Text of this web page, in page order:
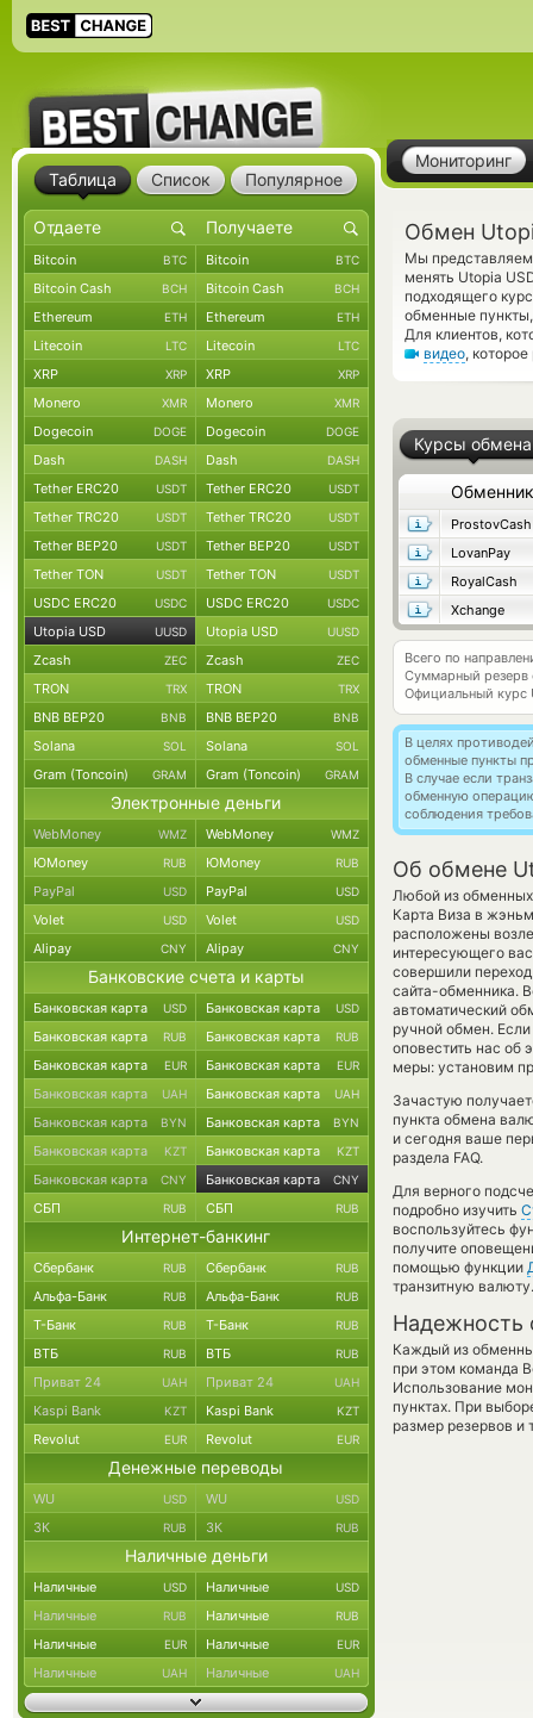
Мониторинг
Обмен
Мы представляем
менять Utopia
подходящего
обменные
Для клиентов,
видео,
Курсы обмена
Обменник
ProstovCash
LovanPay
RoyalCash
Xchange
Всего по
Суммарный резерв
Официальный курс
В целях
обменные пункты
В случае если
обменную
соблюдения
Об обмене
Любой из обменных
Карта Виза в
расположены
интересующего
совершили
сайта-обменника.
автоматический
ручной обмен.
оповестить нас
меры: установим
Зачастую
пункта обмена
и сегодня ваше
раздела FAQ.
Для верного
подробно изучить
воспользуйтесь
получите
помощью функции
транзитную валюту.
Надежность
Каждый из
при этом команда
Использование
пунктах. При
размер резервов и
Таблица Список Популярное
Bitcoin BTC Bitcoin BTC
Bitcoin Cash BCH Bitcoin Cash BCH
Ethereum ETH Ethereum ETH
Litecoin LTC Litecoin LTC
XRP XRP XRP XRP
Monero XMR Monero XMR
Dogecoin DOGE Dogecoin DOGE
Dash DASH Dash DASH
Tether ERC20 USDT Tether ERC20 USDT
Tether TRC20 USDT Tether TRC20 USDT
Tether BEP20 USDT Tether BEP20 USDT
Tether TON USDT Tether TON USDT
USDC ERC20 USDC USDC ERC20 USDC
Utopia USD UUSD Utopia USD UUSD
Zcash ZEC Zcash ZEC
TRON TRX TRON TRX
BNB BEP20 BNB BNB BEP20 BNB
Solana SOL Solana SOL
Gram (Toncoin) GRAM Gram (Toncoin) GRAM
Электронные деньги
WebMoney WMZ WebMoney WMZ
ЮMoney RUB ЮMoney RUB
PayPal USD PayPal USD
Volet USD Volet USD
Alipay CNY Alipay CNY
Банковские счета и карты
Банковская карта USD Банковская карта USD
Банковская карта RUB Банковская карта RUB
Банковская карта EUR Банковская карта EUR
Банковская карта UAH Банковская карта UAH
Банковская карта BYN Банковская карта BYN
Банковская карта KZT Банковская карта KZT
Банковская карта CNY Банковская карта CNY
СБП RUB СБП RUB
Интернет-банкинг
Сбербанк RUB Сбербанк RUB
Альфа-Банк RUB Альфа-Банк RUB
Т-Банк RUB Т-Банк RUB
ВТБ RUB ВТБ RUB
Приват 24 UAH Приват 24 UAH
Kaspi Bank KZT Kaspi Bank KZT
Revolut EUR Revolut EUR
Денежные переводы
WU USD WU USD
ЗК RUB ЗК RUB
Наличные деньги
Наличные USD Наличные USD
Наличные RUB Наличные RUB
Наличные EUR Наличные EUR
Наличные UAH Наличные UAH